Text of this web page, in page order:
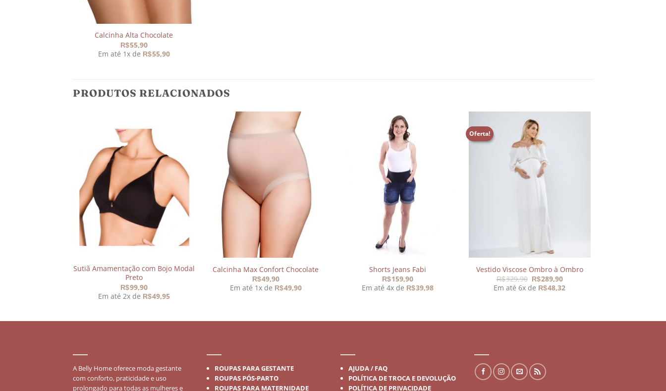
Calcinha Alta Chocolate
R$55,90
Em até 1x de R$55,90
PRODUTOS RELACIONADOS
Adicionar
aos
meus
desejos
Sutiã Amamentação com Bojo Modal
Preto
R$99,90
Em até 2x de R$49,95
Adicionar
aos
meus
desejos
Calcinha Max Confort Chocolate
R$49,90
Em até 1x de R$49,90
Shorts Jeans Fabi
R$159,90
Em até 4x de R$39,98
Oferta!
Vestido Viscose Ombro à Ombro
R$329,90 O
preço
original
R$289,90O
preço
atual
Em até 6x de R$48,32
A Belly Home oferece moda gestante
com conforto, praticidade e uso
prolongado para todas as mulheres e
ROUPAS PARA GESTANTE
ROUPAS PÓS-PARTO
ROUPAS PARA MATERNIDADE
AJUDA / FAQ
POLÍTICA DE TROCA E DEVOLUÇÃO
POLÍTICA DE PRIVACIDADE